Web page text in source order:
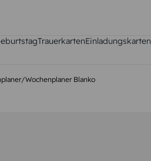
TrauerkartenEinladungskarten
Wochenplaner Blanko